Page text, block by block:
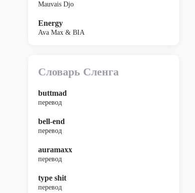
Mauvais Djo
Energy
Ava Max & BIA
Словарь Сленга
buttmad
перевод
bell-end
перевод
auramaxx
перевод
type shit
перевод